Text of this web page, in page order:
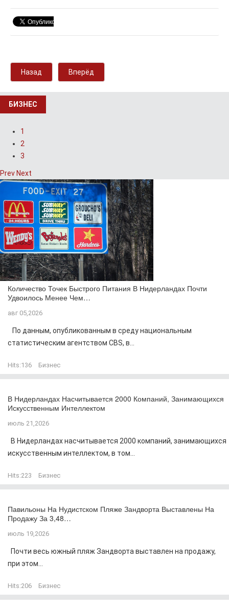
Назад Вперёд
БИЗНЕС
1
2
3
Prev Next
Количество Точек Быстрого Питания В Нидерландах Почти
Удвоилось Менее Чем…
авг 05,2026
По данным, опубликованным в среду национальным
статистическим агентством CBS, в...
Hits:136 Бизнес
В Нидерландах Насчитывается 2000 Компаний, Занимающихся
Искусственным Интеллектом
июль 21,2026
В Нидерландах насчитывается 2000 компаний, занимающихся
искусственным интеллектом, в том...
Hits:223 Бизнес
Павильоны На Нудистском Пляже Зандворта Выставлены На
Продажу За 3,48…
июль 19,2026
Почти весь южный пляж Зандворта выставлен на продажу,
при этом...
Hits:206 Бизнес